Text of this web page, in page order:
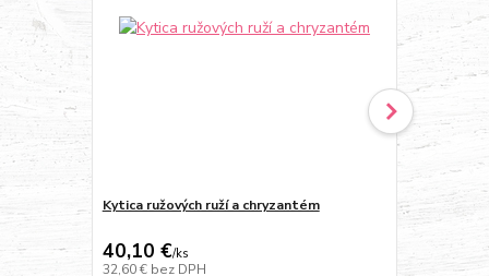
Kytica ružových ruží a chryzantém
40,10 €/ks
32,60 € bez DPH
Kytica
34,10 €
27,72 € bez